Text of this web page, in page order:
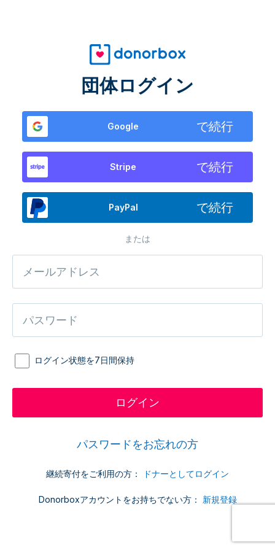
団体ログイン
Google で続行
Stripe で続行
PayPal で続行
または
ログイン状態を7日間保持
パスワードをお忘れの方
継続寄付をご利用の方： ドナーとしてログイン
Donorboxアカウントをお持ちでない方： 新規登録